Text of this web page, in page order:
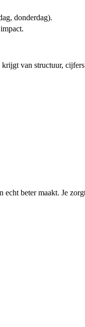
donderdag).
van structuur,
echt beter maakt. Je